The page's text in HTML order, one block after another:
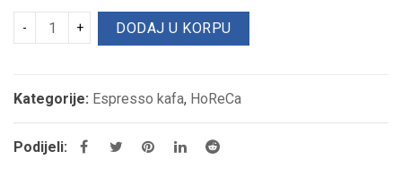
DODAJ U KORPU
Kategorije: Espresso kafa, HoReCa
Podijeli: